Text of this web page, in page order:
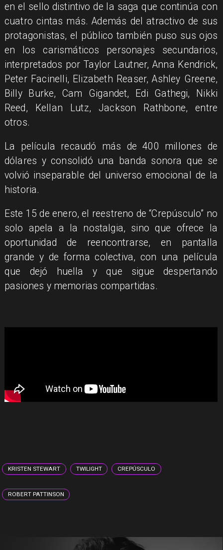
en el sello distintivo de la saga que continúa con
cuatro cintas más. Además del atractivo de sus
protagonistas, el público también puso sus ojos
en los carismáticos personajes secundarios,
interpretados por Taylor Lautner, Anna Kendrick,
Peter Facinelli, Elizabeth Reaser, Ashley Greene,
Billy Burke, Cam Gigandet, Edi Gathegi, Nikki
Reed, Kellan Lutz, Jackson Rathbone, entre
otros.
La película recaudó más de 400 millones de
dólares y consolidó una banda sonora que se
volvió inseparable del universo emocional de la
historia.
Este 15 de enero, el reestreno de “Crepúsculo” no
solo apela a la nostalgia, sino que ofrece la
oportunidad de reencontrarse, en pantalla
grande y de forma colectiva, con una película
que dejó huella y que sigue despertando
pasiones y memorias compartidas.
KRISTEN STEWART TWILIGHT CREPÚSCULO
ROBERT PATTINSON